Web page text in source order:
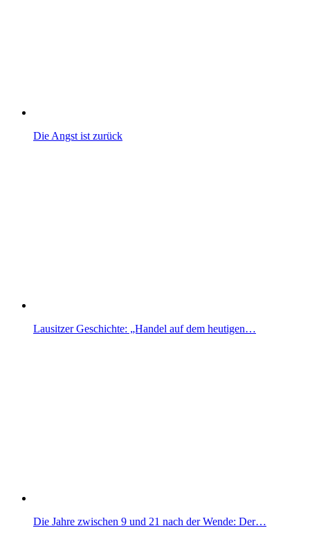
Die Angst ist zurück
Lausitzer Geschichte: „Handel auf dem heutigen…
Die Jahre zwischen 9 und 21 nach der Wende: Der…